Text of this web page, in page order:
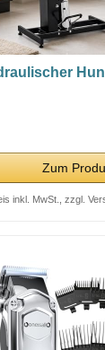
Zum
inkl. MwSt., zzgl.